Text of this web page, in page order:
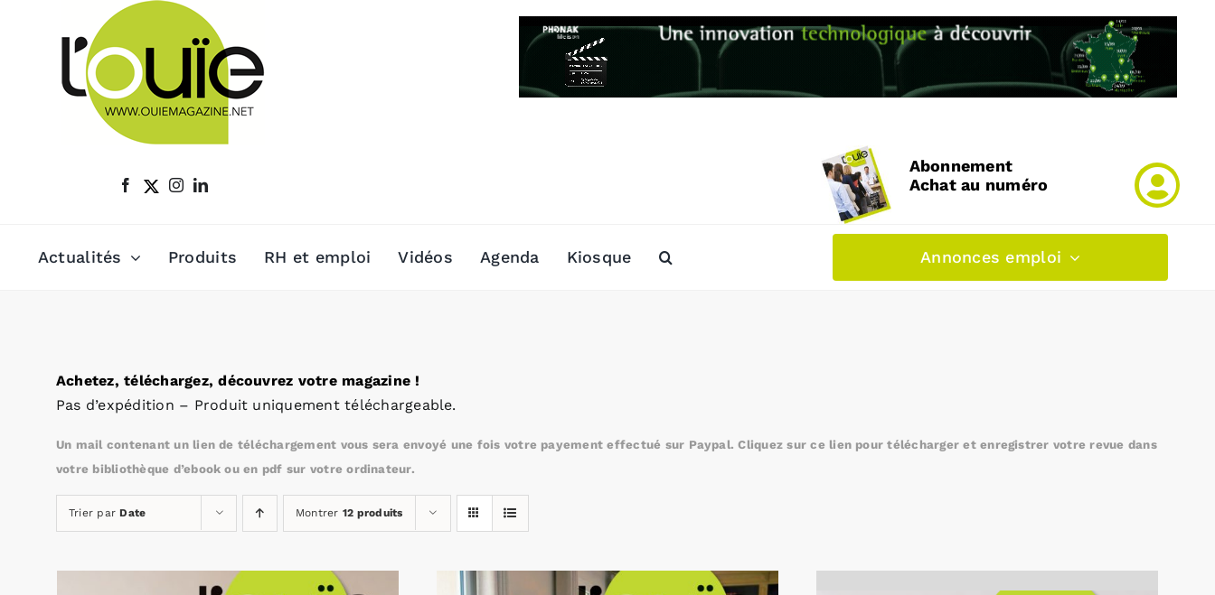
Abonnement
Achat au numéro
Actualités Produits RH et emploi Vidéos Agenda Kiosque Annonces emploi
Achetez, téléchargez, découvrez votre magazine !
Pas d’expédition – Produit uniquement téléchargeable.
Un mail contenant un lien de téléchargement vous sera envoyé une fois votre payement effectué sur Paypal. Cliquez sur ce lien pour télécharger et enregistrer votre revue dans
votre bibliothèque d’ebook ou en pdf sur votre ordinateur.
Trier parDate Montrer 12 produits